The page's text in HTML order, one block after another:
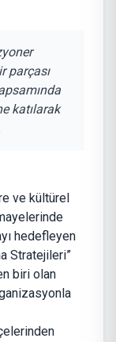
parçası
katılarak
ve kültürel
hedefleyen
Stratejileri”
biri olan